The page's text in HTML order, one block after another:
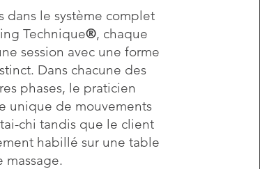
dans le système complet
Technique®, chaque
session avec une forme
Dans chacune des
phases, le praticien
unique de mouvements
chi tandis que le client
habillé sur une table
massage.